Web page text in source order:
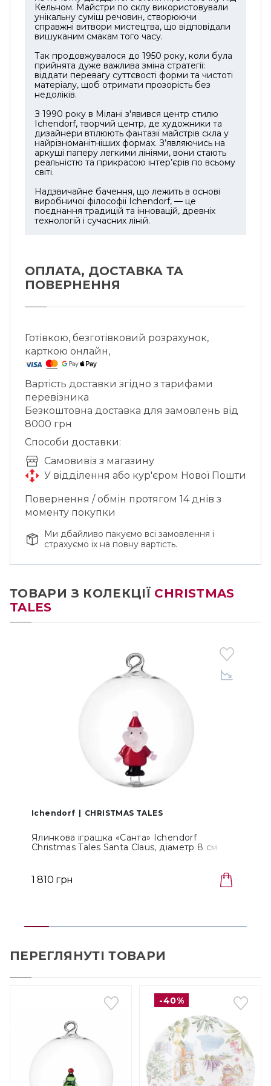
Кельном. Майстри по склу використовували
унікальну суміш речовин, створюючи
справжні витвори мистецтва, що відповідали
вишуканим смакам того часу.
Так продовжувалося до 1950 року, коли була
прийнята дуже важлива зміна стратегії:
віддати перевагу суттєвості форми та чистоті
матеріалу, щоб отримати прозорість без
недоліків.
З 1990 року в Мілані з'явився центр стилю
Ichendorf, творчий центр, де художники та
дизайнери втілюють фантазії майстрів скла у
найрізноманітніших формах. З’являючись на
аркуші паперу легкими лініями, вони стають
реальністю та прикрасою інтер’єрів по всьому
світі.
Надзвичайне бачення, що лежить в основі
виробничої філософії Ichendorf, — це
поєднання традицій та інновацій, древніх
технологій і сучасних ліній.
ОПЛАТА, ДОСТАВКА ТА
ПОВЕРНЕННЯ
Готівкою, безготівковий розрахунок,
карткою онлайн,
Вартість доставки згідно з тарифами
перевізника
Безкоштовна доставка для замовлень від
8000 грн
Способи доставки:
Cамовивіз з магазину
У відділення або кур'єром Нової Пошти
Повернення / обмін протягом 14 днів з
моменту покупки
Ми дбайливо пакуємо всі замовлення і
страхуємо їх на повну вартість.
ТОВАРИ З КОЛЕКЦІЇ CHRISTMAS
TALES
Ichendorf CHRISTMAS TALES
Ялинкова іграшка «Санта» Ichendorf
Christmas Tales Santa Claus, діаметр 8 см
1 810 грн
ПЕРЕГЛЯНУТІ ТОВАРИ
-40%